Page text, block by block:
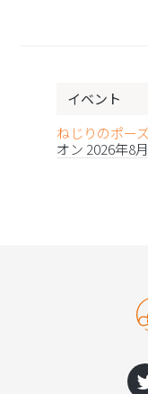
イベント
ねじりのポー
オン 2026年8